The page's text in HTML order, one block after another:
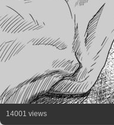
14001 views